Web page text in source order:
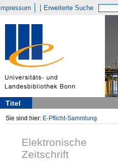
Impressum Erweiterte Suche
Titel
Sie sind hier: E-Pflicht-Sammlung
Elektronische
Zeitschrift